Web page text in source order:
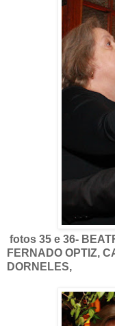
fotos 35 e 36-
FERNADO OPTIZ,
DORNELES,